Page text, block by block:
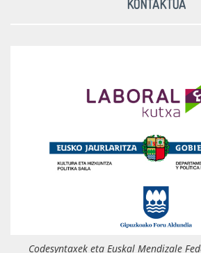
KONTAKTUA
Codesyntaxek eta Euskal Mendizale